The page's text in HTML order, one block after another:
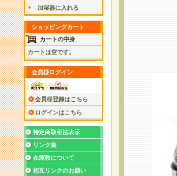
加湿器に入れる
ショッピングカート
カートの中身
カートは空です。
会員様ログイン
会員様登録はこちら
ログインはこちら
特定商取引法表示
リンク集
在庫数について
相互リンクのお願い